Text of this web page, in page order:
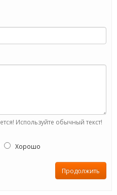
Используйте обычный текст!
Хорошо
Продолжить